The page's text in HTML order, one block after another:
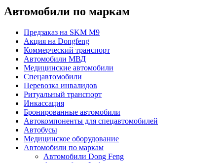
Автомобили по маркам
Предзаказ на SKM M9
Акция на Dongfeng
Коммерческий транспорт
Автомобили МВД
Медицинские автомобили
Спецавтомобили
Перевозка инвалидов
Ритуальный транспорт
Инкассация
Бронированные автомобили
Автокомпоненты для спецавтомобилей
Автобусы
Медицинское оборудование
Автомобили по маркам
Автомобили Dong Feng